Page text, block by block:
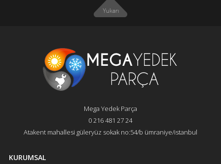
Mega Yedek Parça
0 216 481 27 24
Atakent mahallesi güleryüz sokak no:54/b ümraniye/istanbul
KURUMSAL